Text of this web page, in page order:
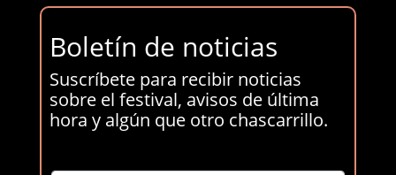
Boletín de noticias
Suscríbete para recibir noticias
sobre el festival, avisos de última
hora y algún que otro chascarrillo.